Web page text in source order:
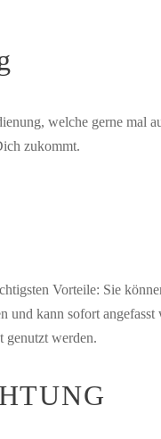
welche gerne mal
zukommt.
Vorteile: Sie
und kann sofort
genutzt werden.